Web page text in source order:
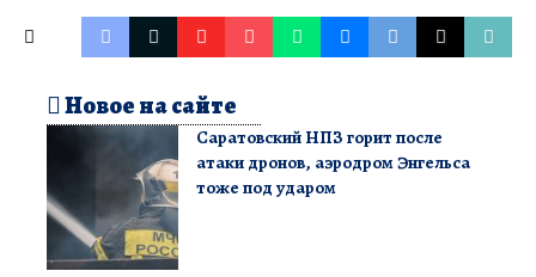
Новое на сайте
Саратовский НПЗ горит после
атаки дронов, аэродром Энгельса
тоже под ударом